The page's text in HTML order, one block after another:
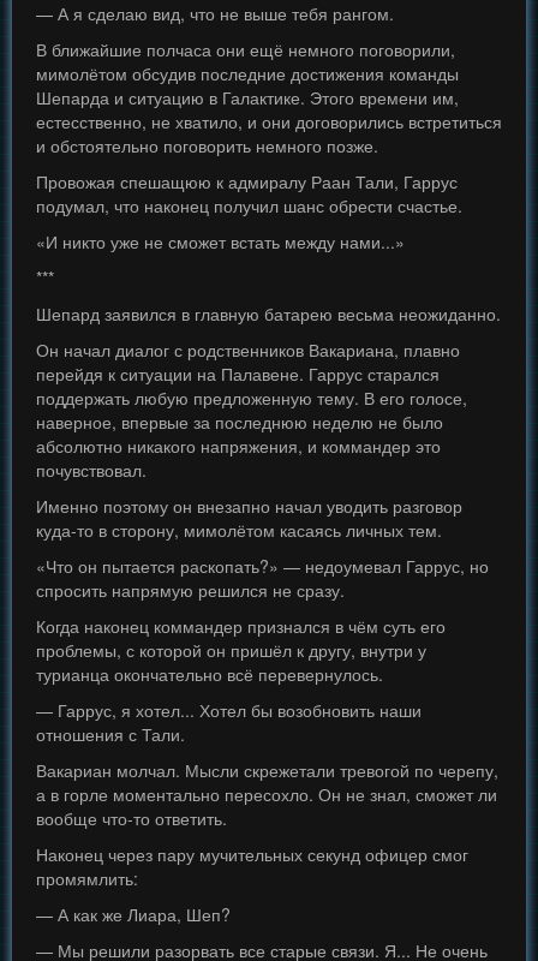
— А я сделаю вид, что не выше тебя рангом.
В ближайшие полчаса они ещё немного поговорили,
мимолётом обсудив последние достижения команды
Шепарда и ситуацию в Галактике. Этого времени им,
естесственно, не хватило, и они договорились встретиться
и обстоятельно поговорить немного позже.
Провожая спешащюю к адмиралу Раан Тали, Гаррус
подумал, что наконец получил шанс обрести счастье.
«И никто уже не сможет встать между нами...»
***
Шепард заявился в главную батарею весьма неожиданно.
Он начал диалог с родственников Вакариана, плавно
перейдя к ситуации на Палавене. Гаррус старался
поддержать любую предложенную тему. В его голосе,
наверное, впервые за последнюю неделю не было
абсолютно никакого напряжения, и коммандер это
почувствовал.
Именно поэтому он внезапно начал уводить разговор
куда-то в сторону, мимолётом касаясь личных тем.
«Что он пытается раскопать?» — недоумевал Гаррус, но
спросить напрямую решился не сразу.
Когда наконец коммандер признался в чём суть его
проблемы, с которой он пришёл к другу, внутри у
турианца окончательно всё перевернулось.
— Гаррус, я хотел... Хотел бы возобновить наши
отношения с Тали.
Вакариан молчал. Мысли скрежетали тревогой по черепу,
а в горле моментально пересохло. Он не знал, сможет ли
вообще что-то ответить.
Наконец через пару мучительных секунд офицер смог
промямлить:
— А как же Лиара, Шеп?
— Мы решили разорвать все старые связи. Я... Не очень